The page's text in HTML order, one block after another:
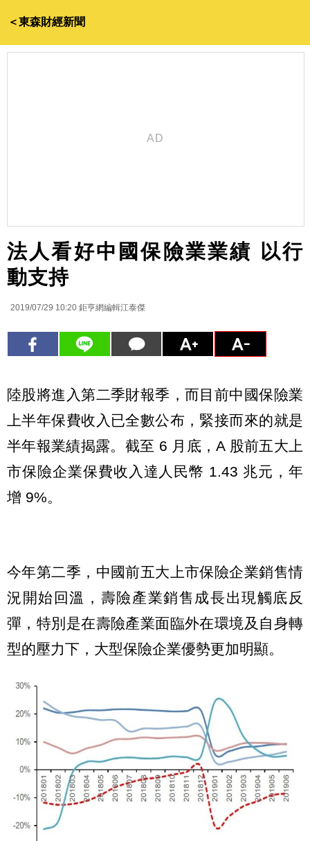
＜東森財經新聞
法人看好中國保險業業績 以行
動支持
2019/07/29 10:20 鉅亨網編輯江泰傑
陸股將進入第二季財報季，而目前中國保險業
上半年保費收入已全數公布，緊接而來的就是
半年報業績揭露。截至 6 月底，A 股前五大上
市保險企業保費收入達人民幣 1.43 兆元，年
增 9%。
今年第二季，中國前五大上市保險企業銷售情
況開始回溫，壽險產業銷售成長出現觸底反
彈，特別是在壽險產業面臨外在環境及自身轉
型的壓力下，大型保險企業優勢更加明顯。